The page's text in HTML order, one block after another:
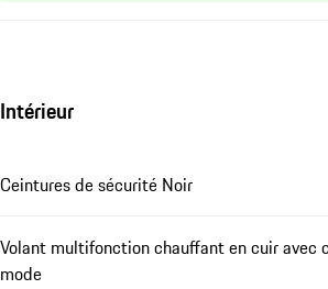
Intérieur
Ceintures de sécurité Noir
Volant multifonction chauffant en cuir avec
mode